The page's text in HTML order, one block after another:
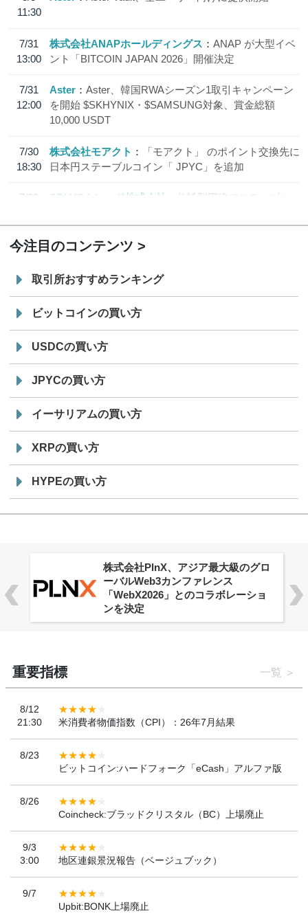
11:30
7/31
13:00
株式会社ANAPホールディングス
ANAP が大型イベ
ント「BITCOIN JAPAN 2026」開催決定
7/31
12:00
Aster
Aster、韓国RWAシーズン1取引キャンペーン
を開始 $SKHYNIX・$SAMSUNG対象、賞金総額
10,000 USDT
7/30
18:30
株式会社モアクト
「モアクト」 のポイント交換先に
日本円ステーブルコイン「 JPYC」を追加
7/29
SBI VCトレード株式会社
信託型円建てステーブル
今注目のコンテンツ
取引所おすすめランキング
ビットコインの買い方
USDCの買い方
JPYCの買い方
イーサリアムの買い方
XRPの買い方
HYPEの買い方
株式会社PlnX、アジア最大級のグロ
ーバルWeb3カンファレンス
「WebX2026」とのコラボレーショ
ンを決定
重要指標 一覧
8/12
21:30
米消費者物価指数（CPI）：26年7月結果
8/23
ビットコイン:ハードフォーク「eCash」アルファ版
8/26
Coincheck:ブラッドクリスタル（BC）上場廃止
9/3
3:00
地区連銀景況報告（ベージュブック）
9/7
Upbit:BONK上場廃止